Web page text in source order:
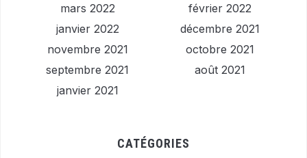
mars 2022
février 2022
janvier 2022
décembre 2021
novembre 2021
octobre 2021
septembre 2021
août 2021
janvier 2021
CATÉGORIES